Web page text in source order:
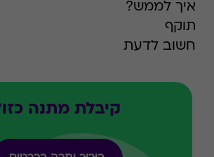
איך לממש?
תוקף
חשוב לדעת
קיבלת מתנה